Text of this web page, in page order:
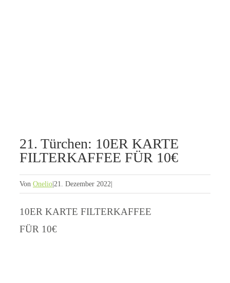
21. Türchen: 10ER KARTE
FILTERKAFFEE FÜR 10€
Von Onelio 21. Dezember 2022
10ER KARTE FILTERKAFFEE
FÜR 10€